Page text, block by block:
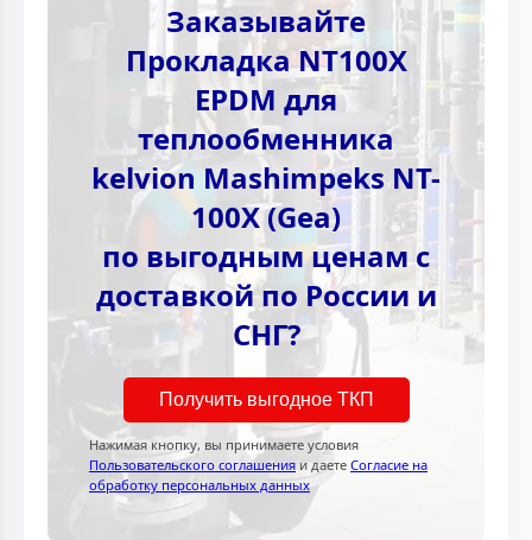
Заказывайте
Прокладка NT100X
EPDM для
теплообменника
kelvion Mashimpeks NT-
100X (Gea)
по выгодным ценам с
доставкой по России и
СНГ?
Получить выгодное ТКП
Нажимая кнопку, вы принимаете условия
Пользовательского соглашения и даете Согласие на
обработку персональных данных